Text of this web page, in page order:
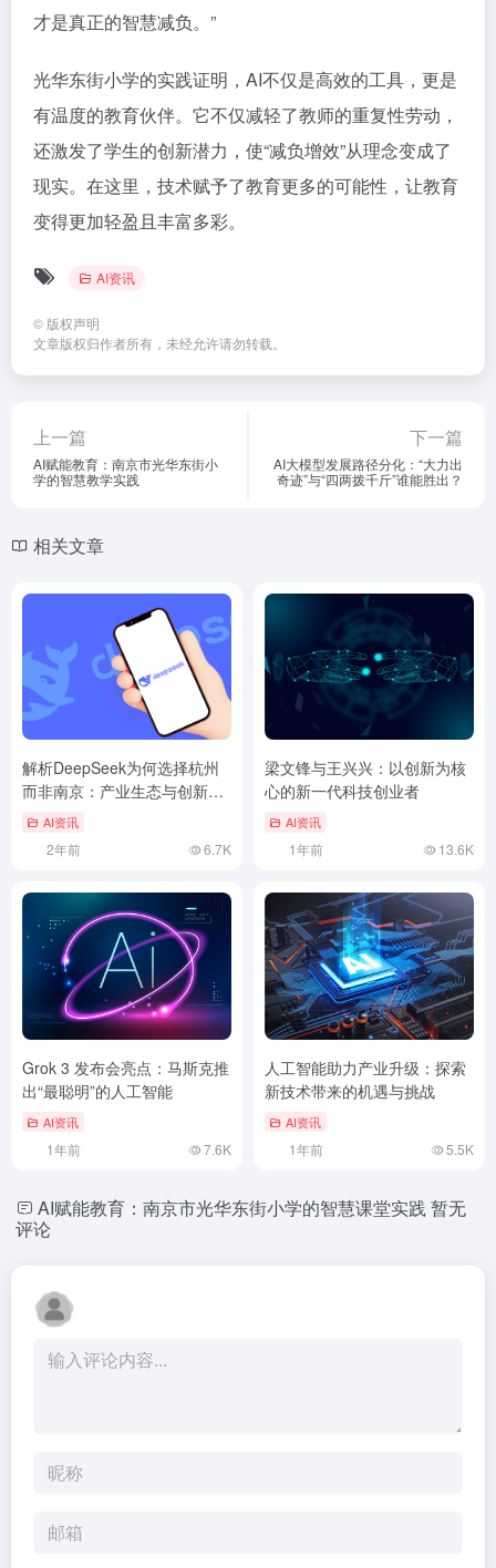
才是真正的智慧减负。”
光华东街小学的实践证明，AI不仅是高效的工具，更是
有温度的教育伙伴。它不仅减轻了教师的重复性劳动，
还激发了学生的创新潜力，使“减负增效”从理念变成了
现实。在这里，技术赋予了教育更多的可能性，让教育
变得更加轻盈且丰富多彩。
AI资讯
© 版权声明
文章版权归作者所有，未经允许请勿转载。
上一篇
AI赋能教育：南京市光华东街小
学的智慧教学实践
下一篇
AI大模型发展路径分化：“大力出
奇迹”与“四两拨千斤”谁能胜出？
相关文章
解析DeepSeek为何选择杭州
而非南京：产业生态与创新活
力的全面对比
AI资讯
2年前 6.7K
梁文锋与王兴兴：以创新为核
心的新一代科技创业者
AI资讯
1年前 13.6K
Grok 3 发布会亮点：马斯克推
出“最聪明”的人工智能
AI资讯
1年前 7.6K
人工智能助力产业升级：探索
新技术带来的机遇与挑战
AI资讯
1年前 5.5K
AI赋能教育：南京市光华东街小学的智慧课堂实践 暂无
评论